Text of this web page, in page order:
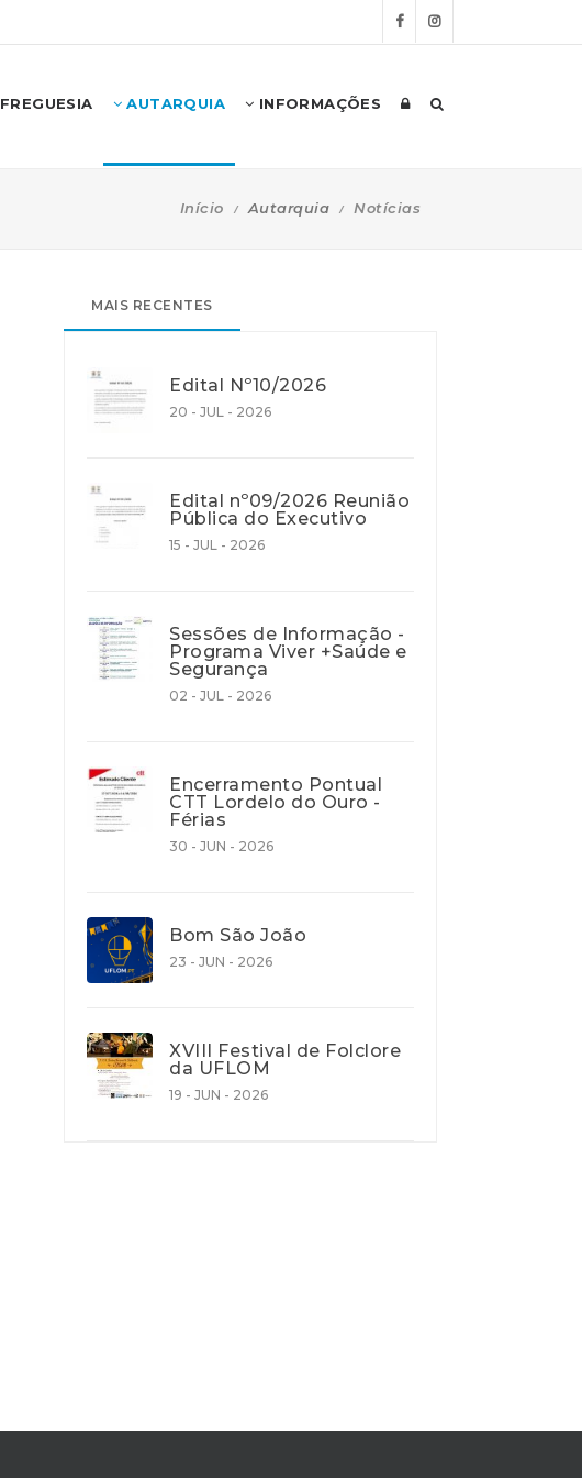
FREGUESIA AUTARQUIA INFORMAÇÕES
Início Autarquia Notícias
MAIS RECENTES
Edital Nº10/2026
20 - JUL - 2026
Edital nº09/2026 Reunião
Pública do Executivo
15 - JUL - 2026
Sessões de Informação -
Programa Viver +Saúde e
Segurança
02 - JUL - 2026
Encerramento Pontual
CTT Lordelo do Ouro -
Férias
30 - JUN - 2026
Bom São João
23 - JUN - 2026
XVIII Festival de Folclore
da UFLOM
19 - JUN - 2026